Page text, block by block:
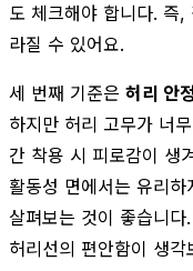
도 체크해야 합니다. 즉
라질 수 있어요.
세 번째 기준은 허리 안
하지만 허리 고무가 너
간 착용 시 피로감이 생
활동성 면에서는 유리
살펴보는 것이 좋습니
허리선의 편안함이 생